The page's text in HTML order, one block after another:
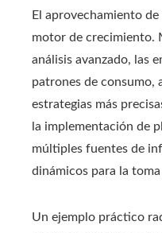
El aprovechamiento
motor de crecimiento.
análisis avanzado, las
patrones de consumo,
estrategias más
la implementación de
múltiples fuentes de
dinámicos para la
Un ejemplo práctico